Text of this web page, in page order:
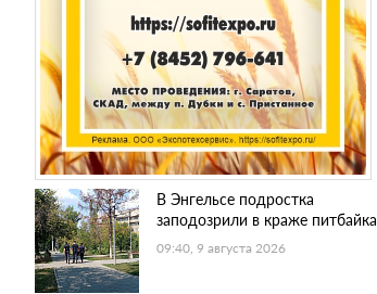
В Энгельсе подростка
заподозрили в краже питбайка
09:40, 9 августа 2026